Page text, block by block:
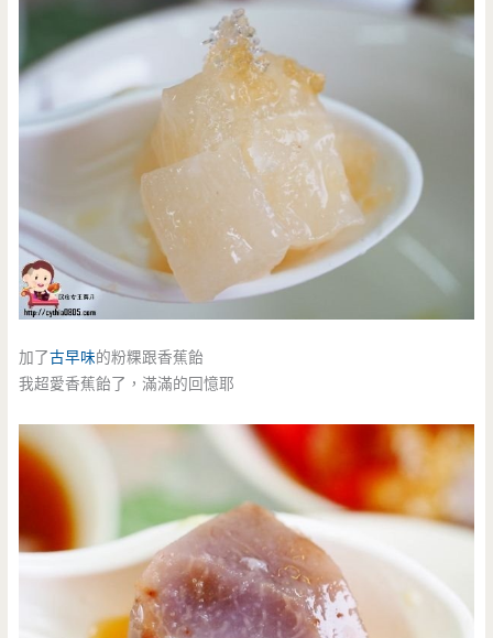
加了古早味的粉粿跟香蕉飴
我超愛香蕉飴了，滿滿的回憶耶